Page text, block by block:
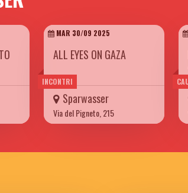
INCONTRI
MAR 30/09 2025
ALL EYES ON GAZA
Sparwasser
Via del Pigneto, 215